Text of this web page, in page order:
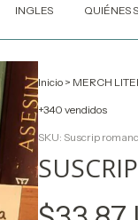
INGLES QUIÉNES
Inicio > MERCH
+340 vendidos
SKU: Suscrip